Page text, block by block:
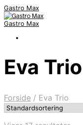
Gastro Max
Gastro Max
Eva Trio
Forside / Eva Trio